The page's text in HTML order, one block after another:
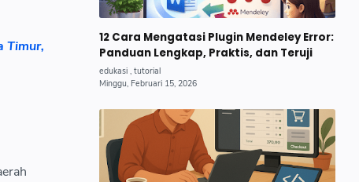
Timur,
12 Cara Mengatasi Plugin Mendeley Error:
Panduan Lengkap, Praktis, dan Teruji